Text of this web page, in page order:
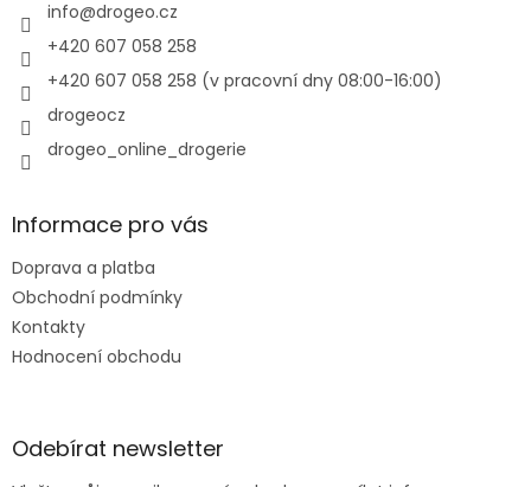
info@drogeo.cz
+420 607 058 258
+420 607 058 258 (v pracovní dny 08:00-16:00)
drogeocz
drogeo_online_drogerie
Informace pro vás
Doprava a platba
Obchodní podmínky
Kontakty
Hodnocení obchodu
Odebírat newsletter